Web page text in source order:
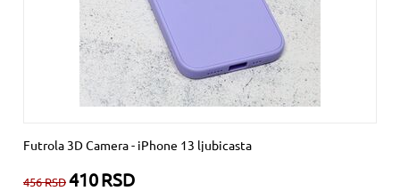
Futrola 3D Camera - iPhone 13 ljubicasta
456RSD410RSD